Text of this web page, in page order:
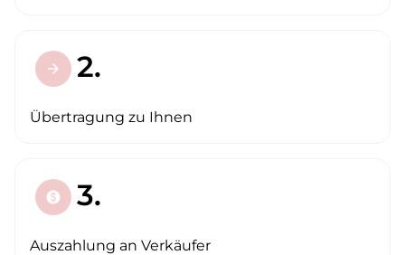
arrow_forward 2.
Übertragung zu Ihnen
paid 3.
Auszahlung an Verkäufer